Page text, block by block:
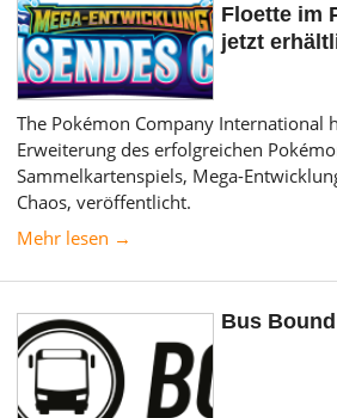
Floette im
jetzt
The Pokémon Company International
Erweiterung des erfolgreichen
Sammelkartenspiels, Mega-
Chaos, veröffentlicht.
Mehr lesen →
Bus Bound